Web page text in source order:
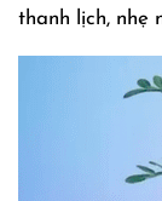
thanh lịch, nhẹ